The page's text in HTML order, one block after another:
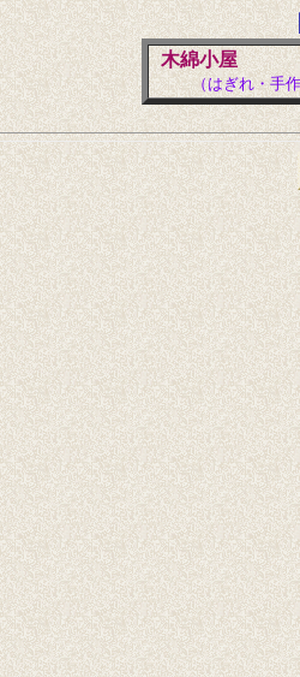
木綿小屋
（はぎれ・手作